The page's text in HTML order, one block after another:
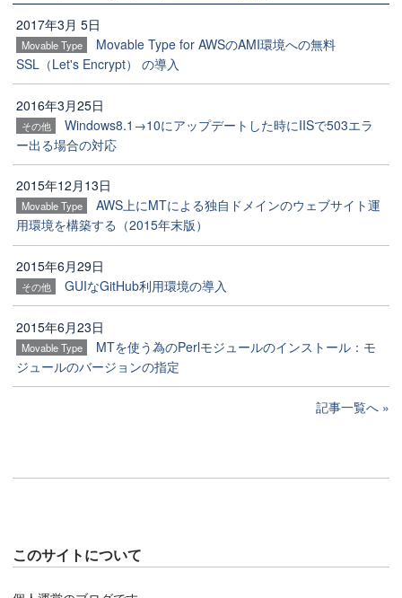
2017年3月 5日
Movable Type
Movable Type for AWSのAMI環境への無料
SSL（Let's Encrypt） の導入
2016年3月25日
その他
Windows8.1→10にアップデートした時にIISで503エラ
ー出る場合の対応
2015年12月13日
Movable Type
AWS上にMTによる独自ドメインのウェブサイト運
用環境を構築する（2015年末版）
2015年6月29日
その他 GUIなGitHub利用環境の導入
2015年6月23日
Movable Type
MTを使う為のPerlモジュールのインストール：モ
ジュールのバージョンの指定
記事一覧へ
このサイトについて